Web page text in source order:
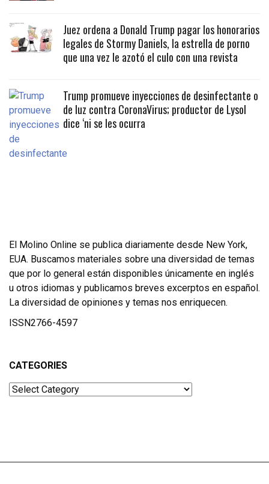
Juez ordena a Donald Trump pagar los honorarios
legales de Stormy Daniels, la estrella de porno
que una vez le azotó el culo con una revista
Trump promueve inyecciones de desinfectante o
de luz contra CoronaVirus; productor de Lysol
dice ‘ni se les ocurra
El Molino Online se publica diariamente desde New York,
EUA. Buscamos materiales sobre una diversidad de temas
que por lo general están disponibles únicamente en inglés
u otros idiomas y publicamos breves excerptos en español.
La diversidad de opiniones y temas nos enriquecen.
ISSN2766-4597
CATEGORIES
Categories